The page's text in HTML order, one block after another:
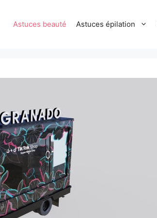
Astuces beauté Astuces épilation